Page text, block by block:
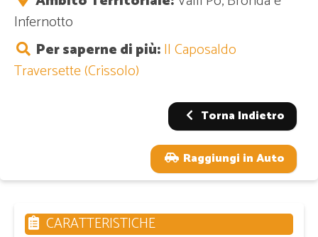
Infernotto
Per saperne di più:Il Caposaldo
Traversette (Crissolo)
Torna Indietro
Raggiungi in Auto
CARATTERISTICHE